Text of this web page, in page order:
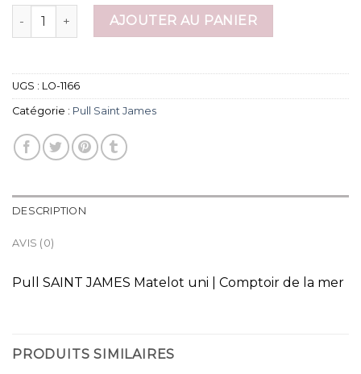
quantité de pull saint jamesAJOUTER AU PANIER
UGS : LO-1166
Catégorie : Pull Saint James
DESCRIPTION
AVIS (0)
Pull SAINT JAMES Matelot uni | Comptoir de la mer
PRODUITS SIMILAIRES